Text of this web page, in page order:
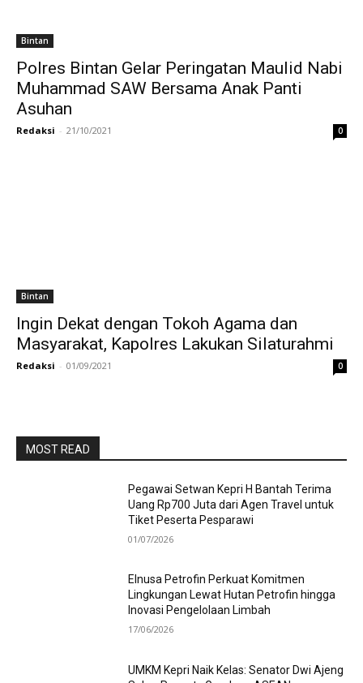
Bintan
Polres Bintan Gelar Peringatan Maulid Nabi
Muhammad SAW Bersama Anak Panti
Asuhan
Redaksi - 21/10/2021 0
Bintan
Ingin Dekat dengan Tokoh Agama dan
Masyarakat, Kapolres Lakukan Silaturahmi
Redaksi - 01/09/2021 0
MOST READ
Pegawai Setwan Kepri H Bantah Terima
Uang Rp700 Juta dari Agen Travel untuk
Tiket Peserta Pesparawi
01/07/2026
Elnusa Petrofin Perkuat Komitmen
Lingkungan Lewat Hutan Petrofin hingga
Inovasi Pengelolaan Limbah
17/06/2026
UMKM Kepri Naik Kelas: Senator Dwi Ajeng